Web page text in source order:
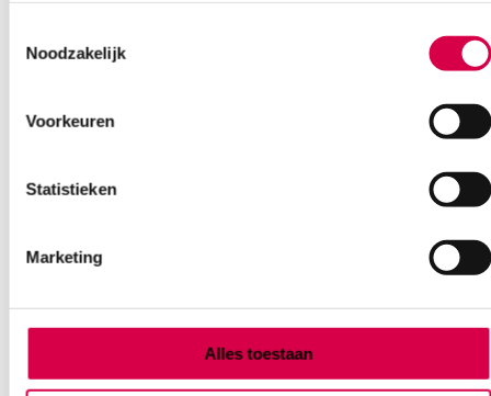
Noodzakelijk
Voorkeuren
Statistieken
Marketing
Alles toestaan